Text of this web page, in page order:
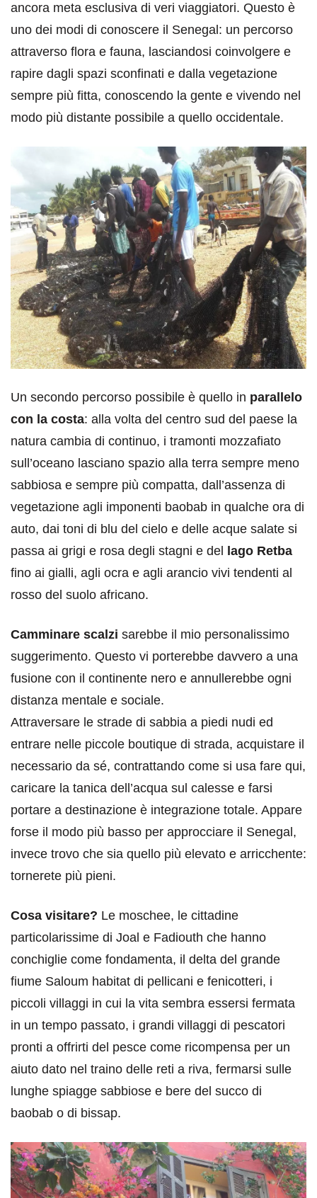
ancora meta esclusiva di veri viaggiatori. Questo è
uno dei modi di conoscere il Senegal: un percorso
attraverso flora e fauna, lasciandosi coinvolgere e
rapire dagli spazi sconfinati e dalla vegetazione
sempre più fitta, conoscendo la gente e vivendo nel
modo più distante possibile a quello occidentale.
Un secondo percorso possibile è quello in parallelo
con la costa: alla volta del centro sud del paese la
natura cambia di continuo, i tramonti mozzafiato
sull’oceano lasciano spazio alla terra sempre meno
sabbiosa e sempre più compatta, dall’assenza di
vegetazione agli imponenti baobab in qualche ora di
auto, dai toni di blu del cielo e delle acque salate si
passa ai grigi e rosa degli stagni e del lago Retba
fino ai gialli, agli ocra e agli arancio vivi tendenti al
rosso del suolo africano.
Camminare scalzi sarebbe il mio personalissimo
suggerimento. Questo vi porterebbe davvero a una
fusione con il continente nero e annullerebbe ogni
distanza mentale e sociale.
Attraversare le strade di sabbia a piedi nudi ed
entrare nelle piccole boutique di strada, acquistare il
necessario da sé, contrattando come si usa fare qui,
caricare la tanica dell’acqua sul calesse e farsi
portare a destinazione è integrazione totale. Appare
forse il modo più basso per approcciare il Senegal,
invece trovo che sia quello più elevato e arricchente:
tornerete più pieni.
Cosa visitare? Le moschee, le cittadine
particolarissime di Joal e Fadiouth che hanno
conchiglie come fondamenta, il delta del grande
fiume Saloum habitat di pellicani e fenicotteri, i
piccoli villaggi in cui la vita sembra essersi fermata
in un tempo passato, i grandi villaggi di pescatori
pronti a offrirti del pesce come ricompensa per un
aiuto dato nel traino delle reti a riva, fermarsi sulle
lunghe spiagge sabbiose e bere del succo di
baobab o di bissap.